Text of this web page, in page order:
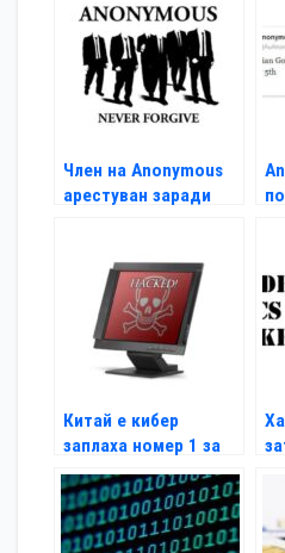
Член на Anonymous
арестуван заради
Китай е кибер
заплаха номер 1 за
САЩ